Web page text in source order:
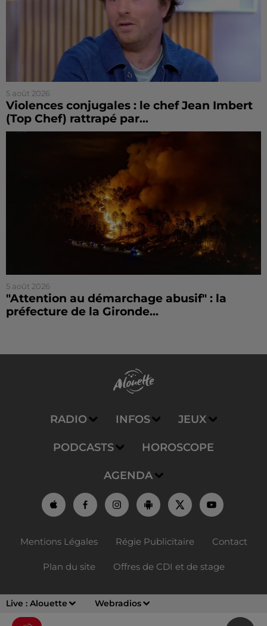
Live : Alouette Webradios
5 août 2026
Violences conjugales : le chef Jean Imbert
(Top Chef) rattrapé par...
5 août 2026
"Attention au démarchage abusif" : la
préfecture de la Gironde...
RADIO INFOS JEUX
PODCASTS HOROSCOPE
AGENDA
Mentions Légales Régie Publicitaire Contact
Plan du site Offres de CDI et de stage